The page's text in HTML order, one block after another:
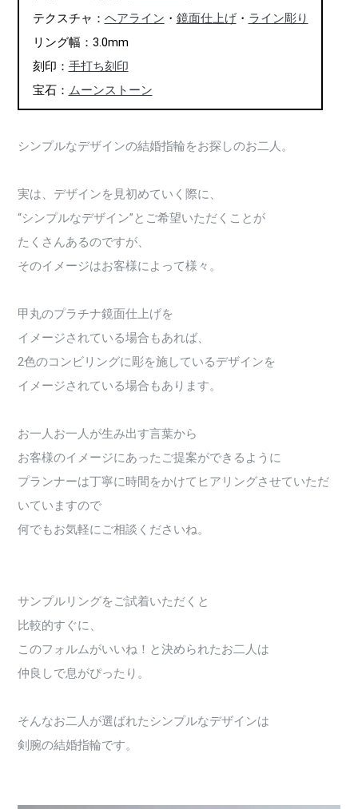
テクスチャ： ヘアライン ・ 鏡面仕上げ・ ライン彫り
リング幅：3.0mm
刻印： 手打ち刻印
宝石： ムーンストーン
シンプルなデザインの結婚指輪をお探しのお二人。
実は、デザインを見初めていく際に、
“シンプルなデザイン”とご希望いただくことが
たくさんあるのですが、
そのイメージはお客様によって様々。
甲丸のプラチナ鏡面仕上げを
イメージされている場合もあれば、
2色のコンビリングに彫を施しているデザインを
イメージされている場合もあります。
お一人お一人が生み出す言葉から
お客様のイメージにあったご提案ができるように
プランナーは丁寧に時間をかけてヒアリングさせていただ
いていますので
何でもお気軽にご相談くださいね。
サンプルリングをご試着いただくと
比較的すぐに、
このフォルムがいいね！と決められたお二人は
仲良しで息がぴったり。
そんなお二人が選ばれたシンプルなデザインは
剣腕の結婚指輪です。